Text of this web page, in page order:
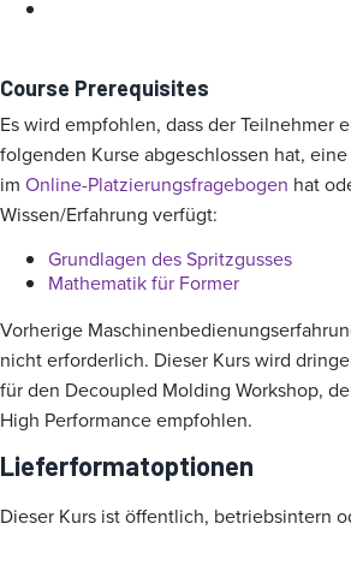
Course Prerequisites
Es wird empfohlen, dass der Teilnehmer
folgenden Kurse abgeschlossen hat,
im Online-Platzierungsfragebogen hat
Wissen/Erfahrung verfügt:
Grundlagen des Spritzgusses
Mathematik für Former
Vorherige
nicht erforderlich. Dieser Kurs wird
für den Decoupled Molding Workshop,
High Performance empfohlen.
Lieferformatoptionen
Dieser Kurs ist öffentlich, betriebsintern